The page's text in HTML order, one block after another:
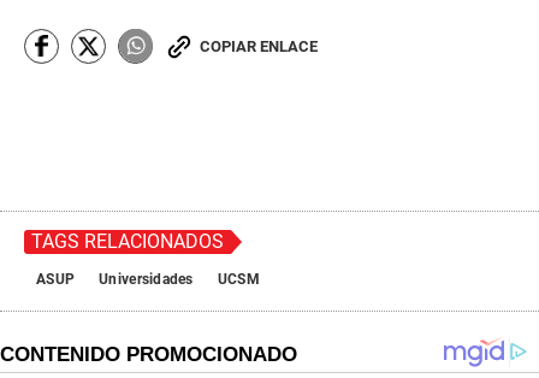
COPIAR ENLACE
TAGS RELACIONADOS
ASUP Universidades UCSM